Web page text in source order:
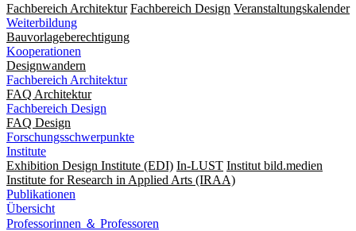
Fachbereich Architektur Fachbereich Design Veranstaltungskalender
Weiterbildung
Bauvorlageberechtigung
Kooperationen
Designwandern
Fachbereich Architektur
FAQ Architektur
Fachbereich Design
FAQ Design
Forschungsschwerpunkte
Institute
Exhibition Design Institute (EDI) In-LUST Institut bild.medien
Institute for Research in Applied Arts (IRAA)
Publikationen
Übersicht
Professorinnen ＆ Professoren